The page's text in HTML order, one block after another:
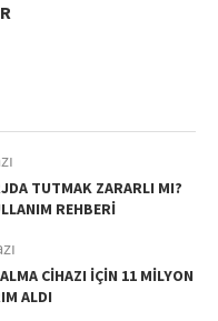
TUTMAK ZARARLI MI?
REHBERI
CIHAZI İÇIN 11 MILYON
ALDI